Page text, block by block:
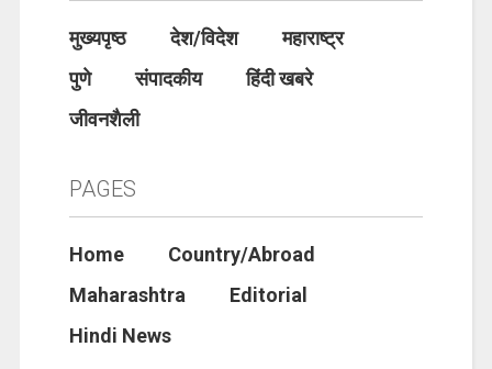
मुख्यपृष्ठ देश/विदेश
महाराष्ट्र
पुणे
संपादकीय
हिंदी खबरे
जीवनशैली
PAGES
Home
Country/Abroad
Maharashtra
Editorial
Hindi News